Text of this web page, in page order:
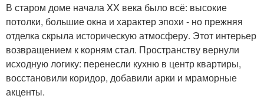
В старом доме начала XX века было всё: высокие
потолки, большие окна и характер эпохи - но прежняя
отделка скрыла историческую атмосферу. Этот интерьер
возвращением к корням стал. Пространству вернули
исходную логику: перенесли кухню в центр квартиры,
восстановили коридор, добавили арки и мраморные
акценты.